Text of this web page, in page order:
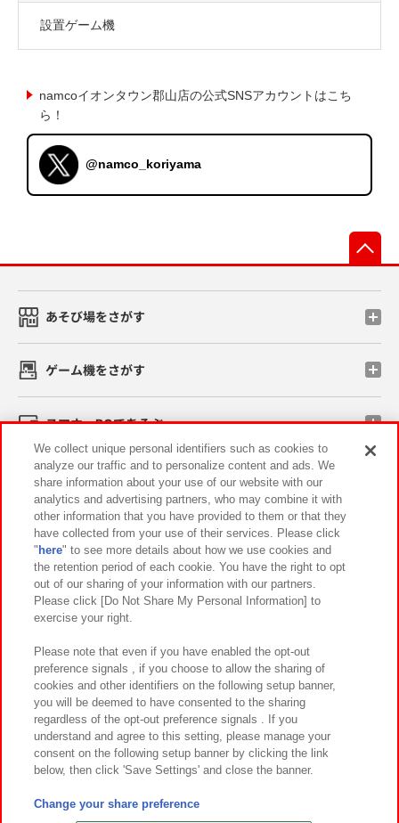
設置ゲーム機
namcoイオンタウン郡山店の公式SNSアカウントはこち
ら！
@namco_koriyama
あそび場をさがす
ゲーム機をさがす
スマホ・PCであそぶ
イベント・キャンペーン
関連会社 サステナビリティ サイトポリシー
プライバシーポリシー ウェブアクセシビリティ方針と検証結果
お取引先さまとともに
カスタマーハラスメント対応方針 よくあるご質問・お問い合わせ
©Bandai Namco Amusement Inc.
©Bandai Namco Amusement Lab Inc.
We collect unique personal identifiers such as cookies to
analyze our traffic and to personalize content and ads. We
share information about your use of our website with our
analytics and advertising partners, who may combine it with
other information that you have provided to them or that they
have collected from your use of their services. Please click
" here" to see more details about how we use cookies and
the retention period of each cookie. You have the right to opt
out of our sharing of your information with our partners.
Please click [Do Not Share My Personal Information] to
exercise your right.
Please note that even if you have enabled the opt-out
preference signals , if you choose to allow the sharing of
cookies and other identifiers on the following setup banner,
you will be deemed to have consented to the sharing
regardless of the opt-out preference signals . If you
understand and agree to this setting, please manage your
consent on the following setup banner by clicking the link
below, then click 'Save Settings' and close the banner.
Change your share preference